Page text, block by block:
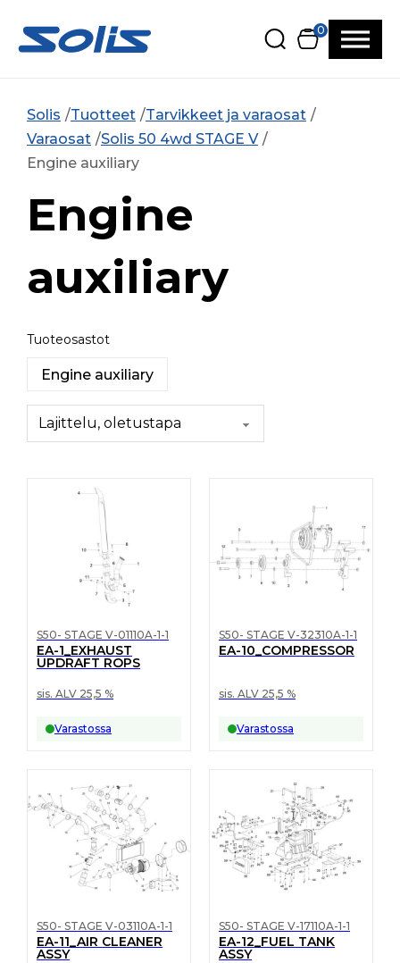
0
Solis Tuotteet
Tarvikkeet ja varaosat
Varaosat Solis 50 4wd STAGE V
Engine auxiliary
Engine
auxiliary
Tuoteosastot
Engine auxiliary
S50- STAGE V-01110A-1-1
EA-1_EXHAUST
UPDRAFT ROPS
sis. ALV 25,5 %
Varastossa
S50- STAGE V-32310A-1-1
EA-10_COMPRESSOR
sis. ALV 25,5 %
Varastossa
S50- STAGE V-03110A-1-1
EA-11_AIR CLEANER
ASSY
S50- STAGE V-17110A-1-1
EA-12_FUEL TANK
ASSY